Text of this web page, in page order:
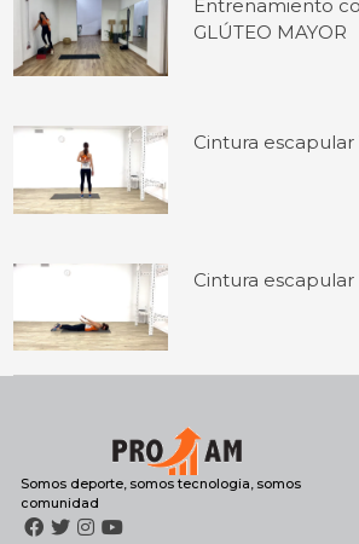
Entrenamiento
GLÚTEO MAYOR
Cintura escapular
Cintura escapular
Somos deporte, somos tecnologia, somos
comunidad